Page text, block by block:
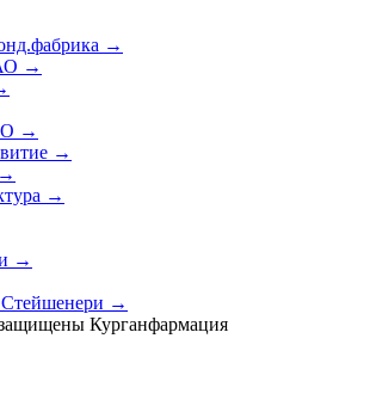
→
→
→
→
→
→
→
→
Курганфармация